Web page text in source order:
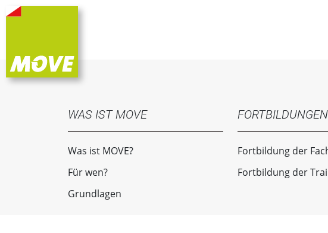
WAS IST MOVE
Was ist MOVE?
Für wen?
Grundlagen
FORTBILDUNGEN
Fortbildung der
Fortbildung der